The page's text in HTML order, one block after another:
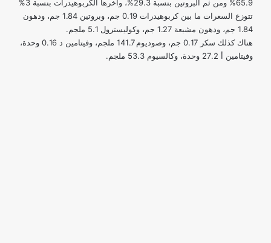
65.9% ومن ثم البروتين بنسبة 29.3%، واخرها الكربوهيدرات بنسبة 3%
تتوزع السعرات ما بين كربوهيدرات 0.19 جم، وبروتين 1.84 جم، ودهون
1.84 جم، ودهون مشبعة 1.27 جم، وكوليسترول 5.1 ملجم.
هناك كذلك سكر 0.17 جم، وصوديوم 141.7 ملجم، وفيتامين د 0.16 وحدة،
وفيتامين أ 27.2 وحدة، وكالسيوم 53.3 ملجم.